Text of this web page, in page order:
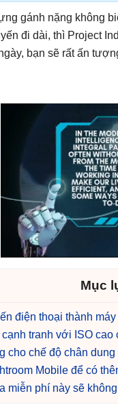
gánh nặng không
đi dài, thì Project
bạn sẽ rất ấn
Mục
điện thoại thành
tranh với ISO cao
cho chế độ chân dung
Mobile để có
miễn phí này sẽ